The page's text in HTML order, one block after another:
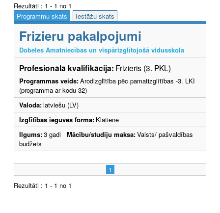
Rezultāti : 1 - 1 no 1
Programmu skats
Iestāžu skats
Frizieru pakalpojumi
Dobeles Amatniecības un vispārizglītojošā vidusskola
Profesionālā kvalifikācija: Frizieris (3. PKL)
Programmas veids:Arodizglītība pēc pamatizglītības -3. LKI
(programma ar kodu 32)
Valoda:latviešu (LV)
Izglītības ieguves forma: Klātiene
Ilgums:3 gadi Mācību/studiju maksa:Valsts/ pašvaldības
budžets
1
Rezultāti : 1 - 1 no 1